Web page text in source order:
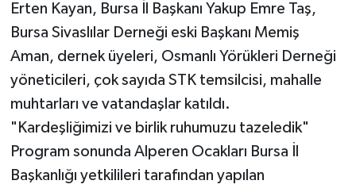
Erten Kayan, Bursa İl Başkanı Yakup Emre Taş,
Bursa Sivaslılar Derneği eski Başkanı Memiş
Aman, dernek üyeleri, Osmanlı Yörükleri Derneği
yöneticileri, çok sayıda STK temsilcisi, mahalle
muhtarları ve vatandaşlar katıldı.
"Kardeşliğimizi ve birlik ruhumuzu tazeledik"
Program sonunda Alperen Ocakları Bursa İl
Başkanlığı yetkilileri tarafından yapılan